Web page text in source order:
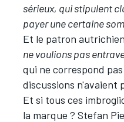
sérieux, qui stipulent
payer une certaine
Et le patron
ne voulions pas
qui ne correspond
discussions n'avaient
Et si tous ces
la marque ? Stefan